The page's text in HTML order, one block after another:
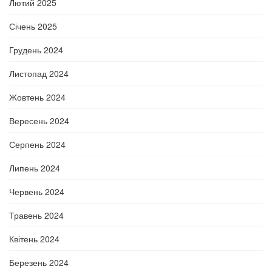
Січень 2025
Грудень 2024
Листопад 2024
Жовтень 2024
Вересень 2024
Серпень 2024
Липень 2024
Червень 2024
Травень 2024
Квітень 2024
Березень 2024